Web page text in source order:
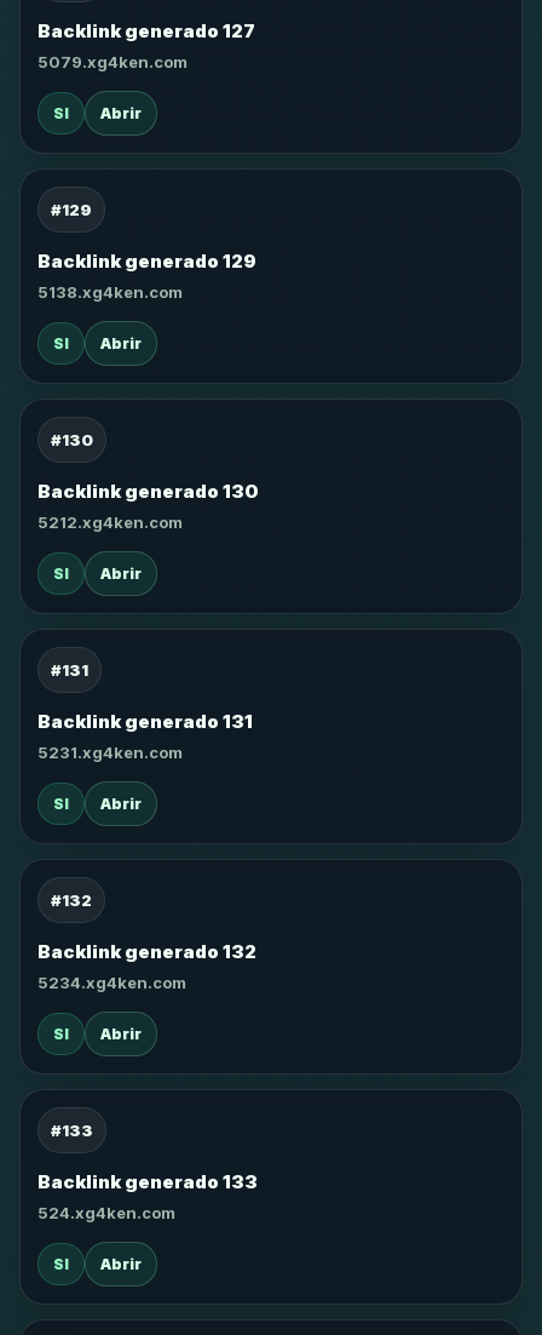
Backlink generado 127
5079.xg4ken.com
SI Abrir
#129
Backlink generado 129
5138.xg4ken.com
SI Abrir
#130
Backlink generado 130
5212.xg4ken.com
SI Abrir
#131
Backlink generado 131
5231.xg4ken.com
SI Abrir
#132
Backlink generado 132
5234.xg4ken.com
SI Abrir
#133
Backlink generado 133
524.xg4ken.com
SI Abrir